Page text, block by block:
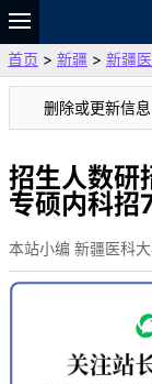
题库
故事
VIP
资料
首页 > 新疆 > 新疆
删除或更新信
招生人数研
专硕内科招
本站小编 新疆医科